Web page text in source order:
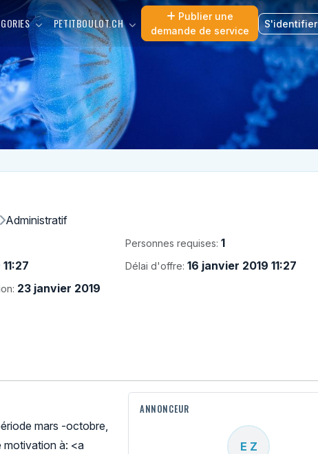
PETITBOULOT.CH
Publier une
demande de service
S'identifier
Administratif
Personnes requises: 1
Délai d'offre: 16 janvier 2019 11:27
23 janvier 2019
mars -octobre,
à: <a
ANNONCEUR
E Z